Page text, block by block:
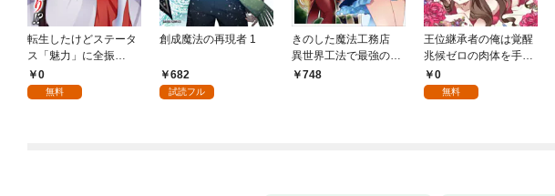
転生したけどステータ
ス「魅力」に全振
り！？(1)
0
無料
創成魔法の再現者 1
682
試読フル
きのした魔法工務店
異世界工法で最強の家
づくりを（コミック）
748
王位継承者の俺は覚醒
兆候ゼロの肉体を手に
入れて自由を謳歌す
る。1
0
無料